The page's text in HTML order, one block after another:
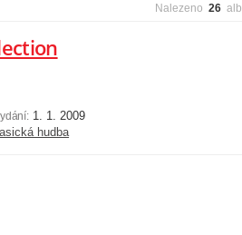
Nalezeno 26 alb
1. 1. 2009
hudba